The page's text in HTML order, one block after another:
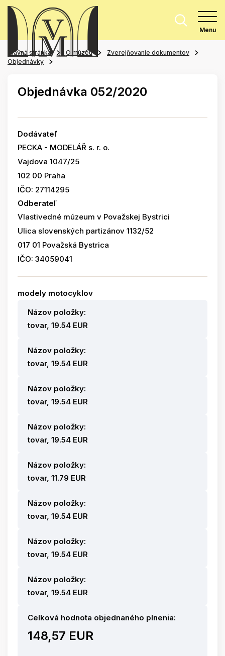
Menu
Hlavná stránka O múzeu
Zverejňovanie dokumentov
Objednávky
Objednávka 052/2020
Dodávateľ
PECKA - MODELÁŘ s. r. o.
Vajdova 1047/25
102 00 Praha
IČO: 27114295
Odberateľ
Vlastivedné múzeum v Považskej Bystrici
Ulica slovenských partizánov 1132/52
017 01 Považská Bystrica
IČO: 34059041
modely motocyklov
Názov položky:
tovar, 19.54 EUR
Názov položky:
tovar, 19.54 EUR
Názov položky:
tovar, 19.54 EUR
Názov položky:
tovar, 19.54 EUR
Názov položky:
tovar, 11.79 EUR
Názov položky:
tovar, 19.54 EUR
Názov položky:
tovar, 19.54 EUR
Názov položky:
tovar, 19.54 EUR
Celková hodnota objednaného plnenia:
148,57 EUR